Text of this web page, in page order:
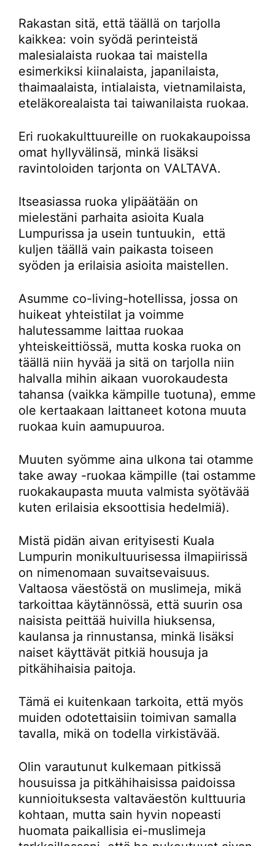
Rakastan sitä, että täällä on tarjolla
kaikkea: voin syödä perinteistä
malesialaista ruokaa tai maistella
esimerkiksi kiinalaista, japanilaista,
thaimaalaista, intialaista, vietnamilaista,
eteläkorealaista tai taiwanilaista ruokaa.
Eri ruokakulttuureille on ruokakaupoissa
omat hyllyvälinsä, minkä lisäksi
ravintoloiden tarjonta on VALTAVA.
Itseasiassa ruoka ylipäätään on
mielestäni parhaita asioita Kuala
Lumpurissa ja usein tuntuukin, että
kuljen täällä vain paikasta toiseen
syöden ja erilaisia asioita maistellen.
Asumme co-living-hotellissa, jossa on
huikeat yhteistilat ja voimme
halutessamme laittaa ruokaa
yhteiskeittiössä, mutta koska ruoka on
täällä niin hyvää ja sitä on tarjolla niin
halvalla mihin aikaan vuorokaudesta
tahansa (vaikka kämpille tuotuna), emme
ole kertaakaan laittaneet kotona muuta
ruokaa kuin aamupuuroa.
Muuten syömme aina ulkona tai otamme
take away -ruokaa kämpille (tai ostamme
ruokakaupasta muuta valmista syötävää
kuten erilaisia eksoottisia hedelmiä).
Mistä pidän aivan erityisesti Kuala
Lumpurin monikultuurisessa ilmapiirissä
on nimenomaan suvaitsevaisuus.
Valtaosa väestöstä on muslimeja, mikä
tarkoittaa käytännössä, että suurin osa
naisista peittää huivilla hiuksensa,
kaulansa ja rinnustansa, minkä lisäksi
naiset käyttävät pitkiä housuja ja
pitkähihaisia paitoja.
Tämä ei kuitenkaan tarkoita, että myös
muiden odotettaisiin toimivan samalla
tavalla, mikä on todella virkistävää.
Olin varautunut kulkemaan pitkissä
housuissa ja pitkähihaisissa paidoissa
kunnioituksesta valtaväestön kulttuuria
kohtaan, mutta sain hyvin nopeasti
huomata paikallisia ei-muslimeja